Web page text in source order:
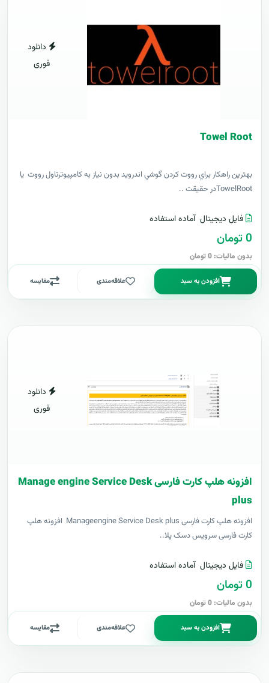
دانلود
فوری
Towel Root
بهترين راهکار براي رووت کردن گوشي اندرويد بدون نياز به کامپيوترتاول رووت يا
TowelRootدر حقيقت ..
فایل دیجیتال آماده استفاده
0 تومان
بدون مالیات: 0 تومان
افزودن به سبد علاقه‌مندی مقایسه
دانلود
فوری
افزونه هلپ کارت فارسی Manage engine Service Desk
plus
افزونه هلپ کارت فارسی Manageengine Service Desk plus افزونه هلپ
کارت فارسی سرویس دسک پلا..
فایل دیجیتال آماده استفاده
0 تومان
بدون مالیات: 0 تومان
افزودن به سبد علاقه‌مندی مقایسه